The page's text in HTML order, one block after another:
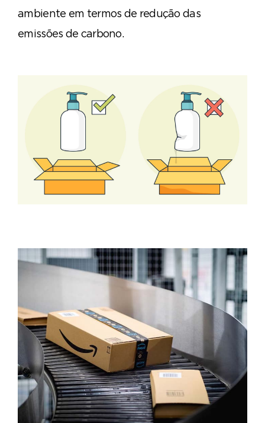
ambiente em termos de redução das
emissões de carbono.